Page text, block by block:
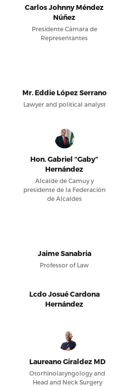
Carlos Johnny Méndez
Núñez
Presidente Cámara de
Representantes
Mr. Eddie López Serrano
Lawyer and political analyst
Hon. Gabriel “Gaby”
Hernández
Alcalde de Camuy y
presidente de la Federación
de Alcaldes
Jaime Sanabria
Professor of Law
Lcdo Josué Cardona
Hernández
Laureano Giraldez MD
Otorhinolaryngology and
Head and Neck Surgery